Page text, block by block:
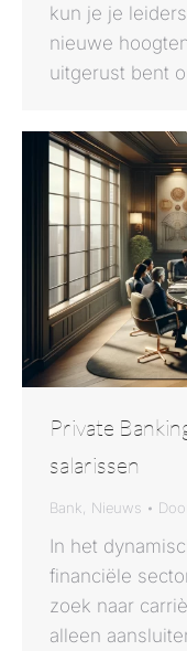
kun je je
nieuwe
uitgerust bent
Private
salarissen
Bank, Nieuws
In het
financiële
zoek naar
alleen